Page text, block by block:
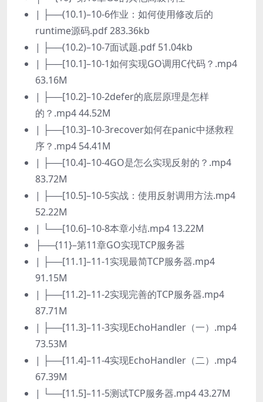
| ├──(10.1)–10-6作业：如何使用修改后的
runtime源码.pdf 283.36kb
| ├──(10.2)–10-7面试题.pdf 51.04kb
| ├──[10.1]–10-1如何实现GO调用C代码？.mp4
63.16M
| ├──[10.2]–10-2defer的底层原理是怎样
的？.mp4 44.52M
| ├──[10.3]–10-3recover如何在panic中拯救程
序？.mp4 54.41M
| ├──[10.4]–10-4GO是怎么实现反射的？.mp4
83.72M
| ├──[10.5]–10-5实战：使用反射调用方法.mp4
52.22M
| └──[10.6]–10-8本章小结.mp4 13.22M
├──{11}–第11章GO实现TCP服务器
| ├──[11.1]–11-1实现最简TCP服务器.mp4
91.15M
| ├──[11.2]–11-2实现完善的TCP服务器.mp4
87.71M
| ├──[11.3]–11-3实现EchoHandler（一）.mp4
73.53M
| ├──[11.4]–11-4实现EchoHandler（二）.mp4
67.39M
| └──[11.5]–11-5测试TCP服务器.mp4 43.27M